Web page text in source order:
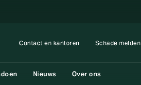
Contact en kantoren Schade melden
Nieuws Over ons